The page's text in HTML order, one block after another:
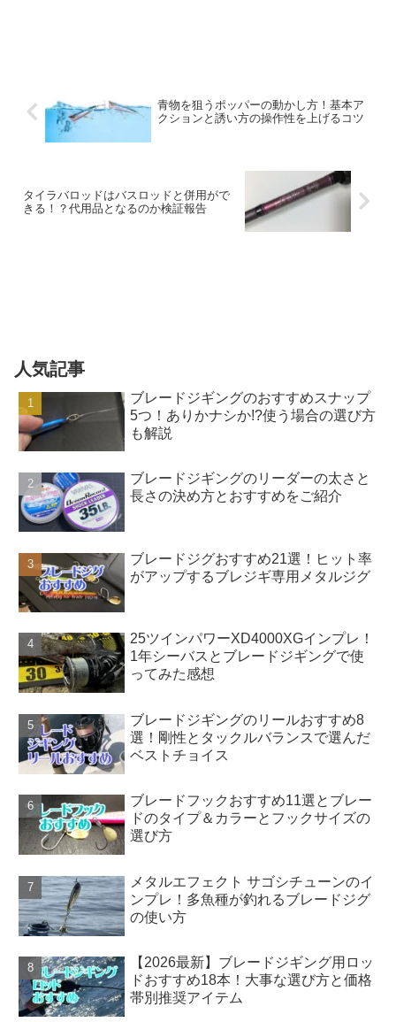
青物を狙うポッパーの動かし方！基本ア
クションと誘い方の操作性を上げるコツ
タイラバロッドはバスロッドと併用がで
きる！？代用品となるのか検証報告
人気記事
ブレードジギングのおすすめスナップ
5つ！ありかナシか!?使う場合の選び方
も解説
ブレードジギングのリーダーの太さと
長さの決め方とおすすめをご紹介
ブレードジグおすすめ21選！ヒット率
がアップするブレジギ専用メタルジグ
25ツインパワーXD4000XGインプレ！
1年シーバスとブレードジギングで使
ってみた感想
ブレードジギングのリールおすすめ8
選！剛性とタックルバランスで選んだ
ベストチョイス
ブレードフックおすすめ11選とブレー
ドのタイプ＆カラーとフックサイズの
選び方
メタルエフェクト サゴシチューンのイ
ンプレ！多魚種が釣れるブレードジグ
の使い方
【2026最新】ブレードジギング用ロッ
ドおすすめ18本！大事な選び方と価格
帯別推奨アイテム